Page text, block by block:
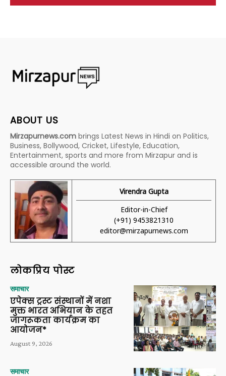
ABOUT US
Mirzapurnews.com brings Latest News in Hindi on Politics,
Business, Bollywood, Cricket, Lifestyle, Education,
Entertainment, sports and more from Mirzapur and is
accessible around the world.
Virendra Gupta
Editor-in-Chief
(+91) 9453821310
editor@mirzapurnews.com
लोकप्रिय पोस्ट
समाचार
एपेक्स ट्रस्ट संस्थानों में नशा
मुक्त भारत अभियान के तहत
जागरूकता कार्यक्रम का
आयोजन*
August 9, 2026
समाचार